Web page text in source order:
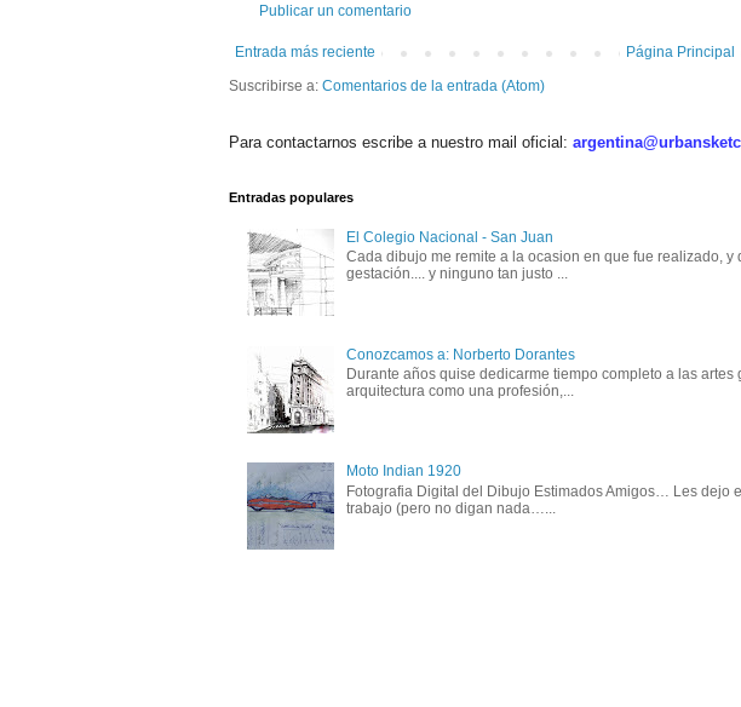
Publicar un comentario
Entrada más reciente
Página Principal
Suscribirse a: Comentarios de la entrada (Atom)
Para contactarnos escribe a nuestro mail oficial:
Entradas populares
El Colegio Nacional - San Juan
Cada dibujo me remite a la ocasion en que fue realizado,
gestación.... y ninguno tan justo ...
Conozcamos a: Norberto Dorantes
Durante años quise dedicarme tiempo completo a las
arquitectura como una profesión,...
Moto Indian 1920
Fotografia Digital del Dibujo Estimados Amigos… Les dejo
trabajo (pero no digan nada…...